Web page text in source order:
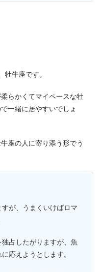
牛座です。
らかくてマイペースな牡
一緒に居やすいでしょ
座の人に寄り添う形でう
が、うまくいけばロマ
占したがりますが、魚
応えようとします。